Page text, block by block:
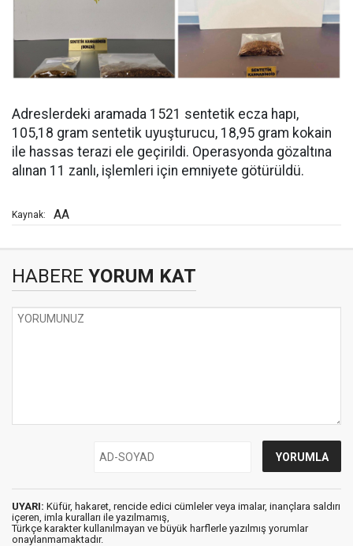
Adreslerdeki aramada 1521 sentetik ecza hapı,
105,18 gram sentetik uyuşturucu, 18,95 gram kokain
ile hassas terazi ele geçirildi. Operasyonda gözaltına
alınan 11 zanlı, işlemleri için emniyete götürüldü.
Kaynak: AA
HABERE YORUM KAT
UYARI: Küfür, hakaret, rencide edici cümleler veya imalar, inançlara saldırı
içeren, imla kuralları ile yazılmamış,
Türkçe karakter kullanılmayan ve büyük harflerle yazılmış yorumlar
onaylanmamaktadır.